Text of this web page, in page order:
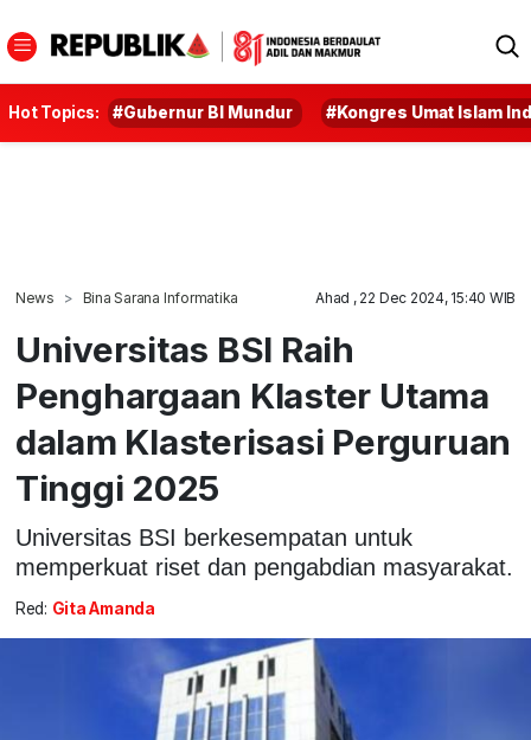
Hot Topics: #Gubernur BI Mundur #Kongres Umat Islam
News Bina Sarana Informatika Ahad , 22 Dec 2024, 15:40 WIB
Universitas BSI Raih
Penghargaan Klaster Utama
dalam Klasterisasi Perguruan
Tinggi 2025
Universitas BSI berkesempatan untuk
memperkuat riset dan pengabdian masyarakat.
Red: Gita Amanda